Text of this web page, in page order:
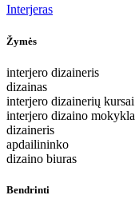
Interjeras
Žymės
interjero dizaineris
dizainas
interjero dizainerių kursai
interjero dizaino mokykla
dizaineris
apdailininko
dizaino biuras
Bendrinti